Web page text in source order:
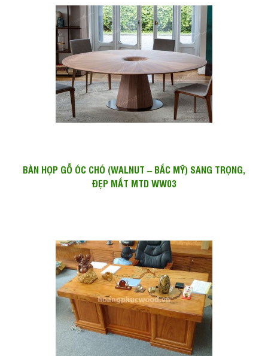
BÀN HỌP GỖ ÓC CHÓ (WALNUT – BẮC MỸ) SANG TRỌNG,
ĐẸP MẮT MTD WW03